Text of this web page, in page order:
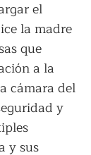
el
la madre
que
a la
cámara del
y
y sus